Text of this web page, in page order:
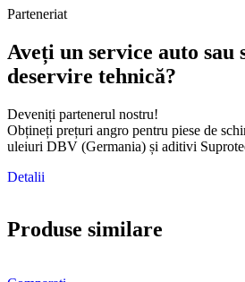
Parteneriat
Aveți un service auto sau
deservire tehnică?
Deveniți partenerul nostru!
Obțineți prețuri angro pentru piese de
uleiuri DBV (Germania) și aditivi
Detalii
Produse similare